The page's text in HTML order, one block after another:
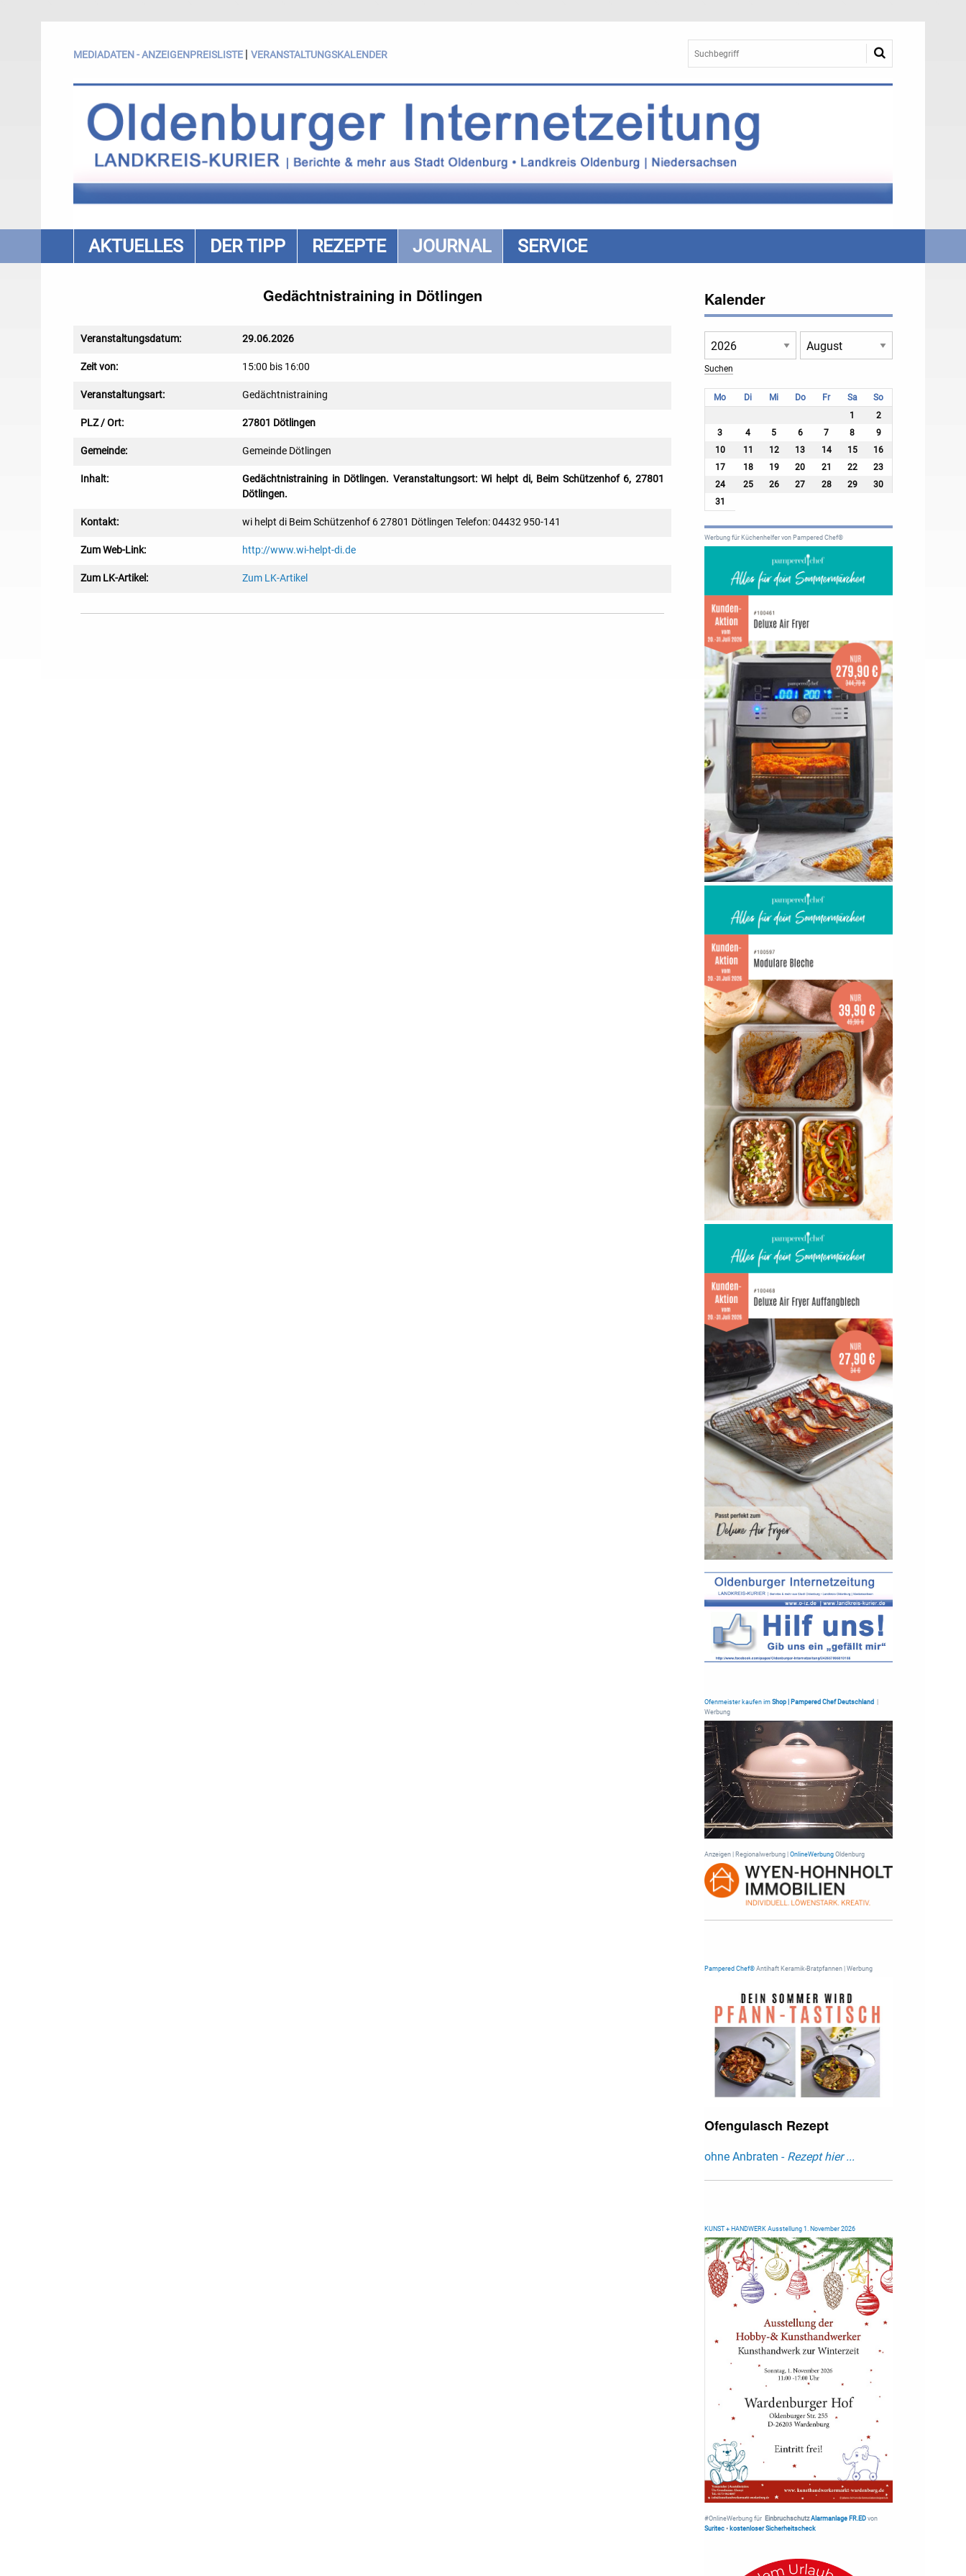
MEDIADATEN - ANZEIGENPREISLISTE | VERANSTALTUNGSKALENDER
AKTUELLES DER TIPP REZEPTE JOURNAL SERVICE
Gedächtnistraining in Dötlingen
Veranstaltungsdatum: 29.06.2026
Zeit von: 15:00 bis 16:00
Veranstaltungsart: Gedächtnistraining
PLZ / Ort: 27801 Dötlingen
Gemeinde: Gemeinde Dötlingen
Inhalt:
Gedächtnistraining in Dötlingen. Veranstaltungsort: Wi helpt di, Beim Schützenhof 6, 27801
Dötlingen.
Kontakt: wi helpt di Beim Schützenhof 6 27801 Dötlingen Telefon: 04432 950-141
Zum Web-Link: http://www.wi-helpt-di.de
Zum LK-Artikel: Zum LK-Artikel
Kalender
Mo Di Mi Do Fr Sa
So
1
2
3
4 5 6 7 8
9
10
11 12 13 14 15
16
17
18 19 20 21 22
23
24
25 26 27 28 29
30
31
Werbung für Küchenhelfer von Pampered Chef®
Ofenmeister kaufen im Shop | Pampered Chef Deutschland
Werbung
Anzeigen | Regionalwerbung | OnlineWerbungOldenburg
Pampered Chef®Antihaft Keramik-Bratpfannen | Werbung
Ofengulasch Rezept
ohne Anbraten - Rezept hier ...
KUNST + HANDWERK Ausstellung 1. November 2026
#OnlineWerbung für Einbruchschutz Alarmanlage FR.ED von
Suritec• kostenloser Sicherheitscheck